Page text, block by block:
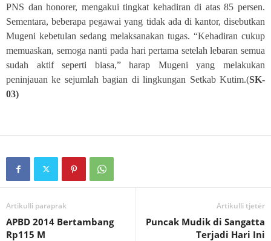
PNS dan honorer, mengakui tingkat kehadiran di atas 85 persen.
Sementara, beberapa pegawai yang tidak ada di kantor, disebutkan
Mugeni kebetulan sedang melaksanakan tugas. “Kehadiran cukup
memuaskan, semoga nanti pada hari pertama setelah lebaran semua
sudah aktif seperti biasa,” harap Mugeni yang melakukan
peninjauan ke sejumlah bagian di lingkungan Setkab Kutim.(SK-
03)
Artikulli paraprak
APBD 2014 Bertambang
Rp115 M
Artikulli tjetër
Puncak Mudik di Sangatta
Terjadi Hari Ini